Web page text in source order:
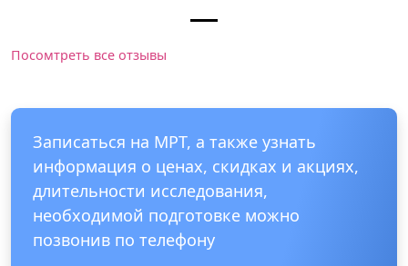
Посомтреть все отзывы
Записаться на МРТ, а также узнать
информация о ценах, скидках и акциях,
длительности исследования,
необходимой подготовке можно
позвонив по телефону